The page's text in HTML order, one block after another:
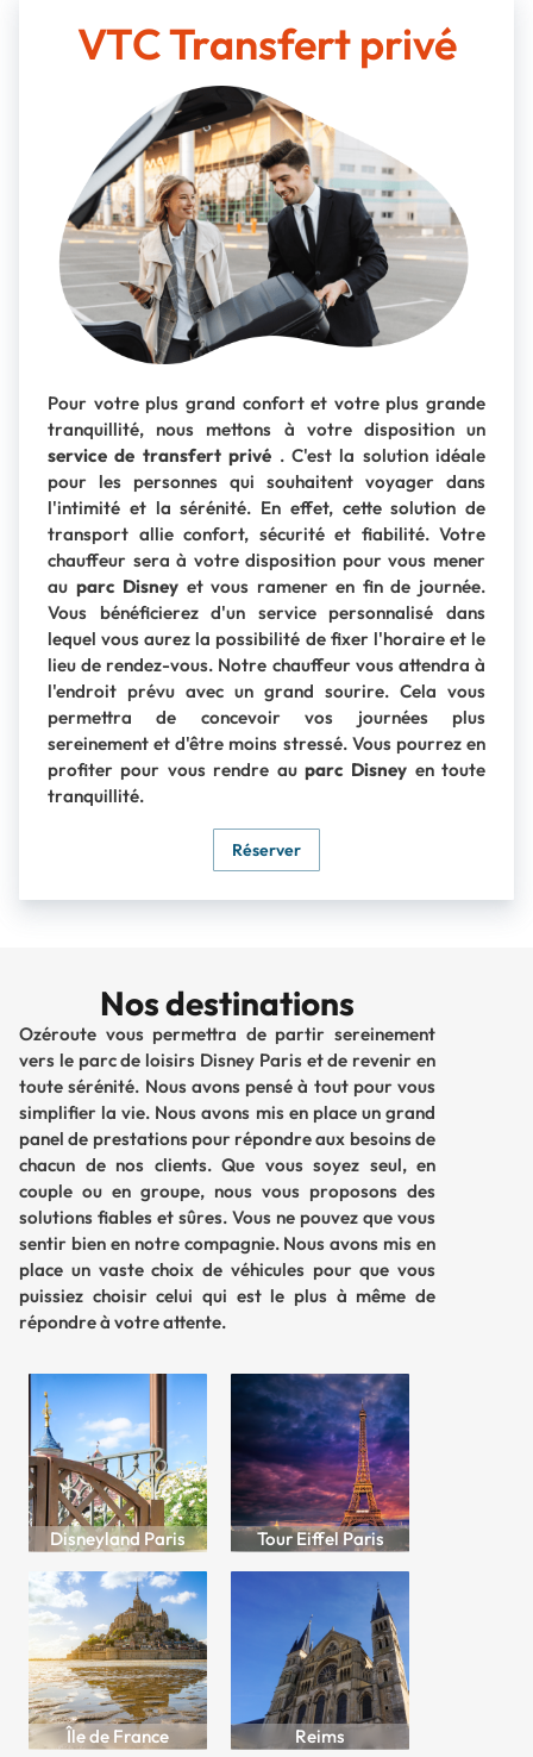
VTC Transfert privé
Pour votre plus grand confort et votre plus grande
tranquillité, nous mettons à votre disposition un
service de transfert privé . C'est la solution idéale
pour les personnes qui souhaitent voyager dans
l'intimité et la sérénité. En effet, cette solution de
transport allie confort, sécurité et fiabilité. Votre
chauffeur sera à votre disposition pour vous mener
au parc Disney et vous ramener en fin de journée.
Vous bénéficierez d'un service personnalisé dans
lequel vous aurez la possibilité de fixer l'horaire et le
lieu de rendez-vous. Notre chauffeur vous attendra à
l'endroit prévu avec un grand sourire. Cela vous
permettra de concevoir vos journées plus
sereinement et d'être moins stressé. Vous pourrez en
profiter pour vous rendre au parc Disney en toute
tranquillité.
Réserver
Nos destinations
Ozéroute vous permettra de partir sereinement
vers le parc de loisirs Disney Paris et de revenir en
toute sérénité. Nous avons pensé à tout pour vous
simplifier la vie. Nous avons mis en place un grand
panel de prestations pour répondre aux besoins de
chacun de nos clients. Que vous soyez seul, en
couple ou en groupe, nous vous proposons des
solutions fiables et sûres. Vous ne pouvez que vous
sentir bien en notre compagnie. Nous avons mis en
place un vaste choix de véhicules pour que vous
puissiez choisir celui qui est le plus à même de
répondre à votre attente.
Disneyland Paris Tour Eiffel Paris
Île de France Reims